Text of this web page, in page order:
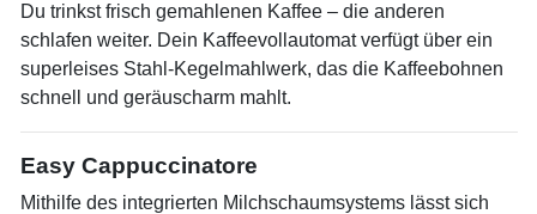
Du trinkst frisch gemahlenen Kaffee – die anderen
schlafen weiter. Dein Kaffeevollautomat verfügt über ein
superleises Stahl-Kegelmahlwerk, das die Kaffeebohnen
schnell und geräuscharm mahlt.
Easy Cappuccinatore
Mithilfe des integrierten Milchschaumsystems lässt sich